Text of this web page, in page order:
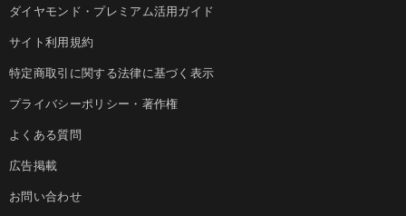
ダイヤモンド・プレミアム活用ガイド
サイト利用規約
特定商取引に関する法律に基づく表示
プライバシーポリシー・著作権
よくある質問
広告掲載
お問い合わせ